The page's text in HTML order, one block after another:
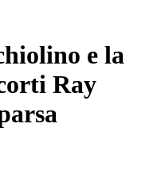
e la
Ray